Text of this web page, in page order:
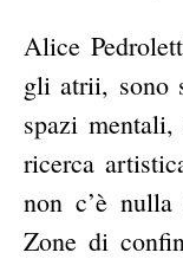
Alice
gli atrii, sono
spazi
ricerca
non c’è
Zone di